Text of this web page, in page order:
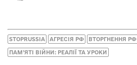
STOPRUSSIA АГРЕСІЯ РФ ВТОРГНЕННЯ РФ
ПАМ’ЯТІ ВІЙНИ: РЕАЛІЇ ТА УРОКИ